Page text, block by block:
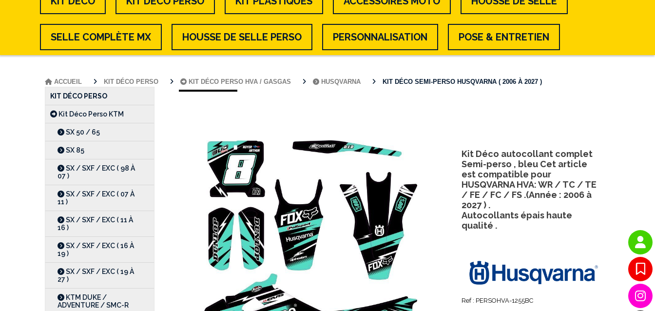
SELLE COMPLÈTE MX HOUSSE DE SELLE PERSO PERSONNALISATION POSE & ENTRETIEN
KIT DÉCO PERSO
Kit Déco Perso KTM
SX 50 / 65
SX 85
SX / SXF / EXC ( 98 À
07 )
SX / SXF / EXC ( 07 À
11 )
SX / SXF / EXC ( 11 À
16 )
SX / SXF / EXC ( 16 À
19 )
SX / SXF / EXC ( 19 À
27 )
KTM DUKE /
ADVENTURE / SMC-R
ACCUEIL KIT DÉCO PERSO KIT DÉCO PERSO HVA / GASGAS HUSQVARNA KIT DÉCO SEMI-PERSO HUSQVARNA ( 2006 À 2027 )
Ref : PERSOHVA-1255BC
Kit Déco autocollant complet
Semi-perso , bleu Cet article
est compatible pour
HUSQVARNA HVA: WR / TC / TE
/ FE / FC / FS .(Année : 2006 à
2027 ) .
Autocollants épais haute
qualité .